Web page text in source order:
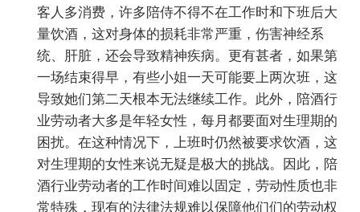
客人多消费，许多陪侍不得不在工作时和下班后大
量饮酒，这对身体的损耗非常严重，伤害神经系
统、肝脏，还会导致精神疾病。更有甚者，如果第
一场结束得早，有些小姐一天可能要上两次班，这
导致她们第二天根本无法继续工作。此外，陪酒行
业劳动者大多是年轻女性，每月都要面对生理期的
困扰。在这种情况下，上班时仍然被要求饮酒，这
对生理期的女性来说无疑是极大的挑战。因此，陪
酒行业劳动者的工作时间难以固定，劳动性质也非
常特殊，现有的法律法规难以保障他们们的劳动权